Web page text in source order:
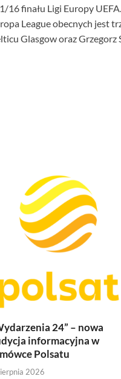
16 finału Ligi Europy
League obecnych jest
Glasgow oraz Grzegorz
24” – nowa
informacyjna w
Polsatu
2026